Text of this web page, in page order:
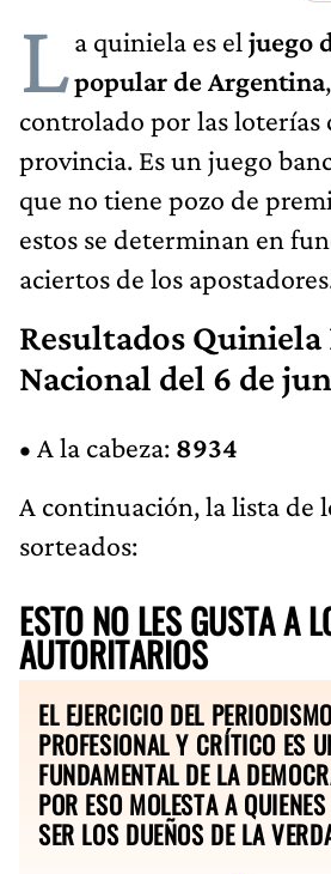
La quiniela es el juego
popular de Argentina
controlado por las loterías
provincia. Es un juego
que no tiene pozo de
estos se determinan en
aciertos de los
Resultados Quiniela
Nacional del 6 de
• A la cabeza: 8934
A continuación, la lista de
sorteados:
ESTO NO LES GUSTA A
AUTORITARIOS
EL EJERCICIO DEL PERIODISMO
PROFESIONAL Y CRÍTICO ES
FUNDAMENTAL DE LA
POR ESO MOLESTA A
SER LOS DUEÑOS DE LA